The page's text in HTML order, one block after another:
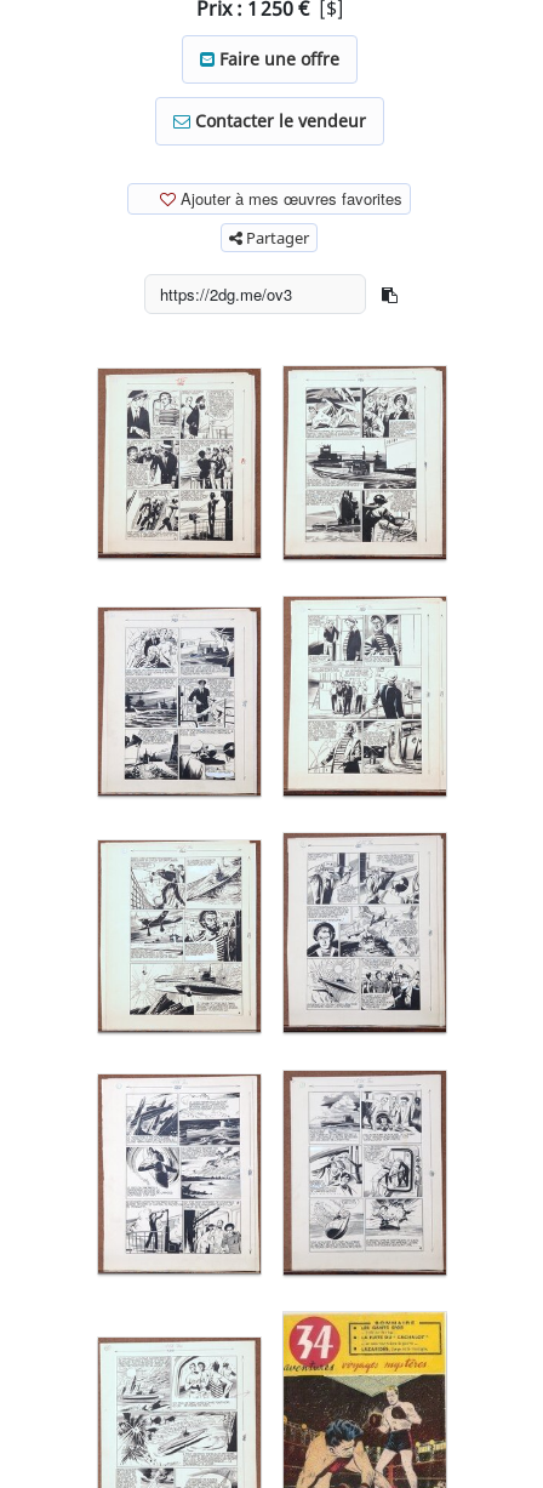
Prix : 1 250 [$]
Faire une offre
Contacter le vendeur
Ajouter à mes œuvres favorites
Partager